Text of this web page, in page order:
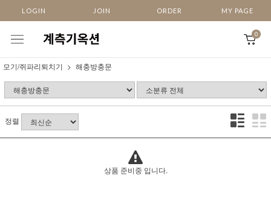
LOGIN JOIN ORDER MY PAGE
0
모기/쥐파리퇴치기 해충방충문
정렬
상품 준비중 입니다.